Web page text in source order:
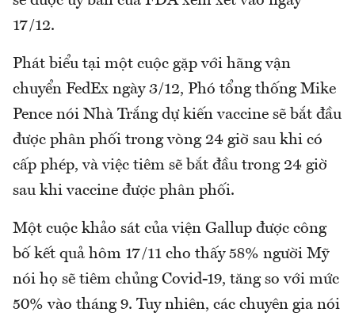
17/12.
Phát biểu tại một cuộc gặp với hãng vận
chuyển FedEx ngày 3/12, Phó tổng thống Mike
Pence nói Nhà Trắng dự kiến vaccine sẽ bắt đầu
được phân phối trong vòng 24 giờ sau khi có
cấp phép, và việc tiêm sẽ bắt đầu trong 24 giờ
sau khi vaccine được phân phối.
Một cuộc khảo sát của viện Gallup được công
bố kết quả hôm 17/11 cho thấy 58% người Mỹ
nói họ sẽ tiêm chủng Covid-19, tăng so với mức
50% vào tháng 9. Tuy nhiên, các chuyên gia nói